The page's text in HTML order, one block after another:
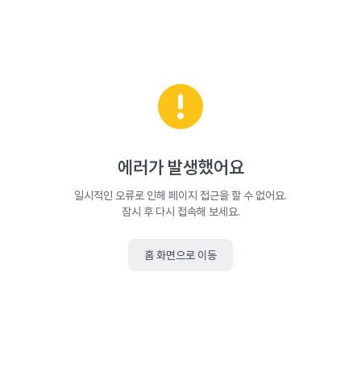
에러가 발생했어요
일시적인 오류로 인해 페이지 접근을 할 수 없어요.
잠시 후 다시 접속해 보세요.
홈 화면으로 이동